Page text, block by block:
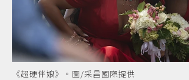
《超硬伴娘》。圖/采昌國際提供